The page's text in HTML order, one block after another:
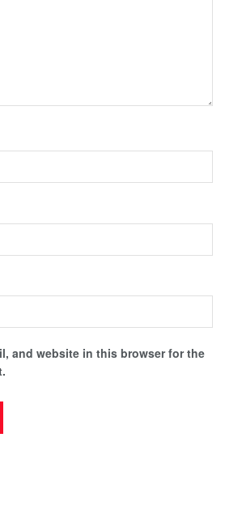
and website in this browser for the